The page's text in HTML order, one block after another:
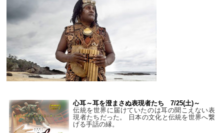
心耳～耳を澄まさぬ表現者たち 7/25(土)～
伝統を世界に届けていたのは耳の聞こえない表
現者たちだった。 日本の文化と伝統を世界へ繋
げる手話の縁。